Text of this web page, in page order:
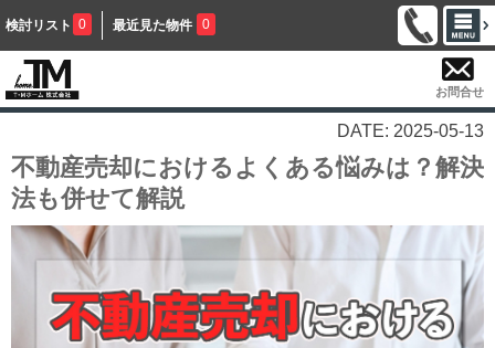
検討リスト 0 最近見た物件 0
お問合せ
DATE: 2025-05-13
不動産売却におけるよくある悩みは？解決
法も併せて解説